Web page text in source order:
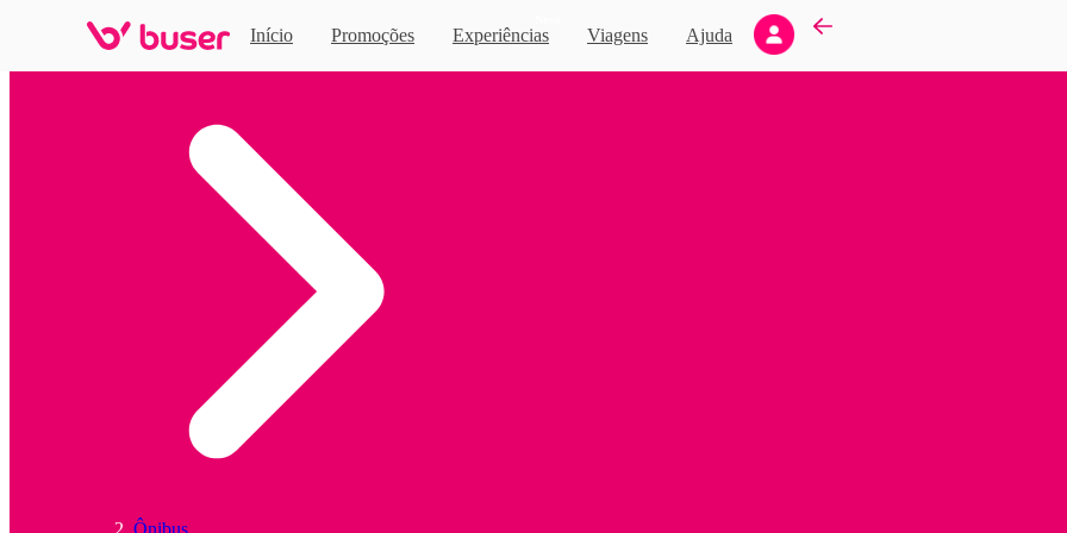
Início Promoções Experiências Viagens Ajuda